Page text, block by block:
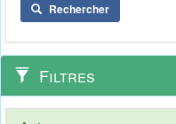
Rechercher
Filtres